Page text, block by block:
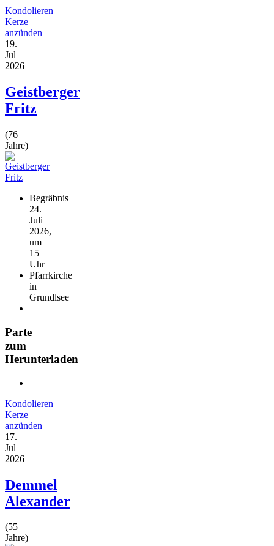
Kondolieren
Kerze
anzünden
19.
Jul
2026
Geistberger
Fritz
(76
Jahre)
Begräbnis
24.
Juli
2026,
um
15
Uhr
Pfarrkirche
in
Grundlsee
Parte
zum
Herunterladen
Kondolieren
Kerze
anzünden
17.
Jul
2026
Demmel
Alexander
(55
Jahre)